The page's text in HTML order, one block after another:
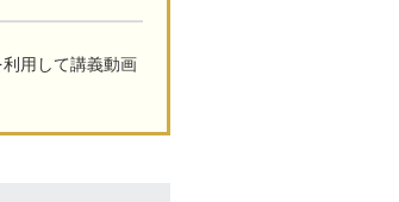
用して講義動画